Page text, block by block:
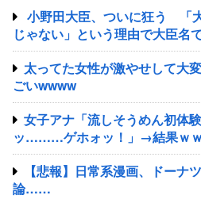
小野田大臣、ついに狂う 「
じゃない」という理由で大臣名
棄すること宣言
太ってた女性が激やせして大
ごいwwww
女子アナ「流しそうめん初体
ッ………ゲホォッ！」→結果ｗｗ
【悲報】日常系漫画、ドーナ
論……